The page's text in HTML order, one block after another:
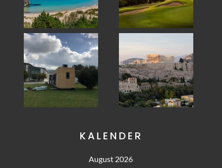
KALENDER
August 2026